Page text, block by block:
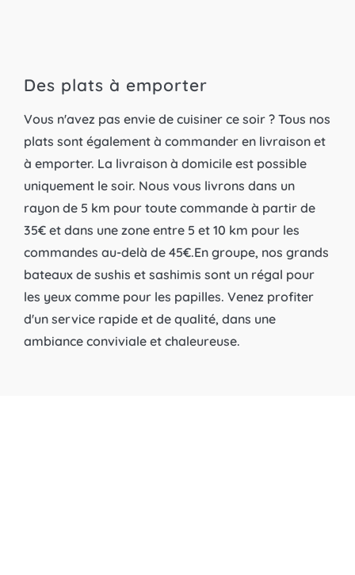
Des plats à emporter
Vous n'avez pas envie de cuisiner ce soir ? Tous nos
plats sont également à commander en livraison et
à emporter. La livraison à domicile est possible
uniquement le soir. Nous vous livrons dans un
rayon de 5 km pour toute commande à partir de
35€ et dans une zone entre 5 et 10 km pour les
commandes au-delà de 45€. ​​​​​​​ En groupe, nos grands
bateaux de sushis et sashimis sont un régal pour
les yeux comme pour les papilles. Venez profiter
d'un service rapide et de qualité, dans une
ambiance conviviale et chaleureuse.